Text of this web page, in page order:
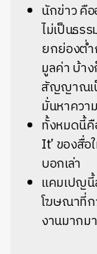
นักข่าวคื
ไม่เป็นธรร
ยกย่องต่ำ
มูลค่า บ้า
สัญญาณเน็
มั่นหาควา
ทั้งหมดนี้
It’ ของสื่
บอกเล่า
แคมเปญนี้
โฆษณาที่ก
งานมากม